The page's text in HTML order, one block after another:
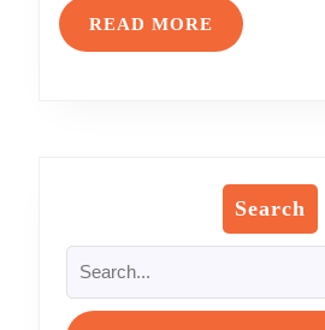
autonomă
READ MORE READ
MORE
Search
for: